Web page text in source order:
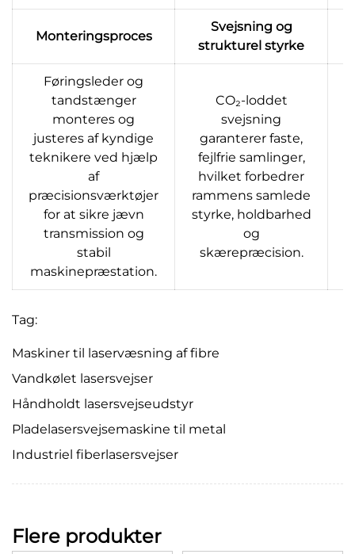
Monteringsproces
Svejsning og
strukturel styrke
Føringsleder og
tandstænger
monteres og
justeres af kyndige
teknikere ved hjælp
af
præcisionsværktøjer
for at sikre jævn
transmission og
stabil
maskinepræstation.
CO₂-loddet
svejsning
garanterer faste,
fejlfrie samlinger,
hvilket forbedrer
rammens samlede
styrke, holdbarhed
og
skærepræcision.
Tag:
Maskiner til laservæsning af fibre
Vandkølet lasersvejser
Håndholdt lasersvejseudstyr
Pladelasersvejsemaskine til metal
Industriel fiberlasersvejser
Flere produkter